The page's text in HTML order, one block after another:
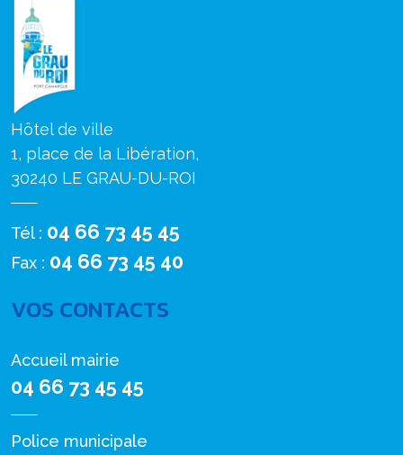
Hôtel de ville
1, place de la Libération,
30240 LE GRAU-DU-ROI
Tél : 04 66 73 45 45
Fax : 04 66 73 45 40
VOS CONTACTS
Accueil mairie
04 66 73 45 45
Police municipale